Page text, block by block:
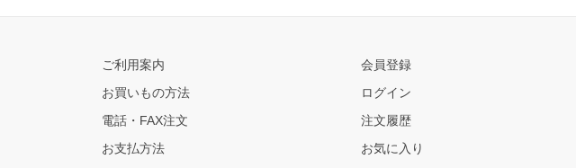
ご利用案内
お買いもの方法
電話・FAX注文
お支払方法
会員登録
ログイン
注文履歴
お気に入り